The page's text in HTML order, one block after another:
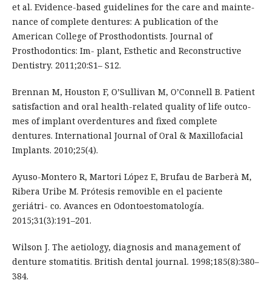
et al. Evidence-based guidelines for the care and mainte-
nance of complete dentures: A publication of the
American College of Prosthodontists. Journal of
Prosthodontics: Im- plant, Esthetic and Reconstructive
Dentistry. 2011;20:S1– S12.
Brennan M, Houston F, O’Sullivan M, O’Connell B. Patient
satisfaction and oral health-related quality of life outco-
mes of implant overdentures and fixed complete
dentures. International Journal of Oral & Maxillofacial
Implants. 2010;25(4).
Ayuso-Montero R, Martori López E, Brufau de Barberà M,
Ribera Uribe M. Prótesis removible en el paciente
geriátri- co. Avances en Odontoestomatología.
2015;31(3):191–201.
Wilson J. The aetiology, diagnosis and management of
denture stomatitis. British dental journal. 1998;185(8):380–
384.